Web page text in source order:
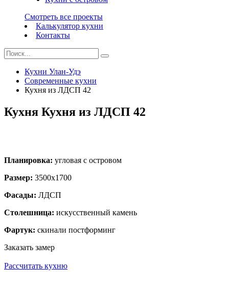
Смотреть все проекты
Калькулятор кухни
Контакты
Кухни Улан-Удэ
Современные кухни
Кухня из ЛДСП 42
Кухня Кухня из ЛДСП 42
Планировка: угловая с островом
Размер: 3500х1700
Фасады: ЛДСП
Столешница: искусственный камень
Фартук: скинали постформинг
Заказать замер
Рассчитать кухню